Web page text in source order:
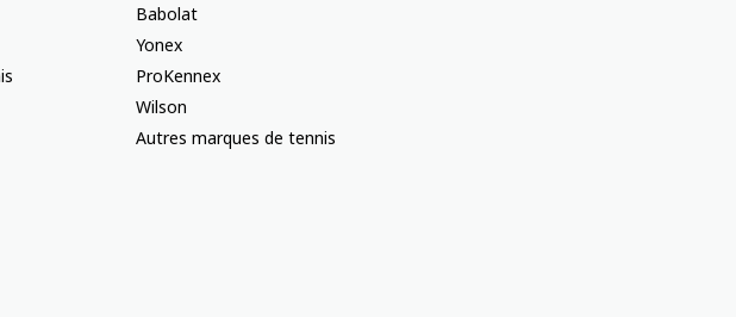
Babolat
Yonex
ProKennex
Wilson
Autres marques de tennis